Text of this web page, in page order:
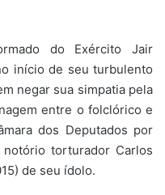
do Exército Jair
início de seu turbulento
negar sua simpatia pela
entre o folclórico e
dos Deputados por
torturador Carlos
de seu ídolo.